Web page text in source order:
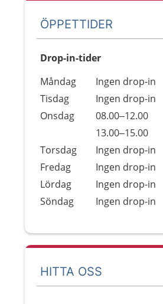
ÖPPETTIDER
Drop-in-tider
Måndag
Ingen drop-in
Tisdag
Ingen drop-in
Onsdag
08.00–12.00
13.00–15.00
Torsdag
Ingen drop-in
Fredag
Ingen drop-in
Lördag
Ingen drop-in
Söndag
Ingen drop-in
HITTA OSS